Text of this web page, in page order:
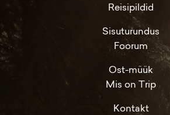
Reisipildid
Sisuturundus
Foorum
Ost-müük
Mis on Trip
Kontakt